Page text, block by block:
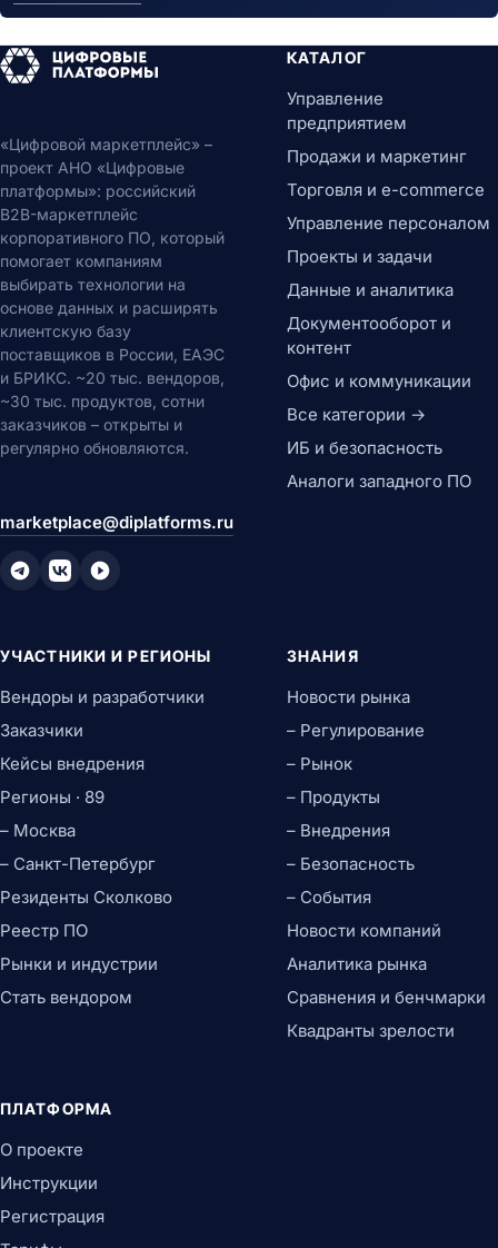
«Цифровой маркетплейс» –
проект АНО «Цифровые
платформы»: российский
B2B-маркетплейс
корпоративного ПО, который
помогает компаниям
выбирать технологии на
основе данных и расширять
клиентскую базу
поставщиков в России, ЕАЭС
и БРИКС. ~20 тыс. вендоров,
~30 тыс. продуктов, сотни
заказчиков – открыты и
регулярно обновляются.
marketplace@diplatforms.ru
КАТАЛОГ
Управление
предприятием
Продажи и маркетинг
Торговля и e-commerce
Управление персоналом
Проекты и задачи
Данные и аналитика
Документооборот и
контент
Офис и коммуникации
Все категории →
ИБ и безопасность
Аналоги западного ПО
УЧАСТНИКИ И РЕГИОНЫ
Вендоры и разработчики
Заказчики
Кейсы внедрения
Регионы · 89
– Москва
– Санкт-Петербург
Резиденты Сколково
Реестр ПО
Рынки и индустрии
Стать вендором
ЗНАНИЯ
Новости рынка
– Регулирование
– Рынок
– Продукты
– Внедрения
– Безопасность
– События
Новости компаний
Аналитика рынка
Сравнения и бенчмарки
Квадранты зрелости
ПЛАТФОРМА
О проекте
Инструкции
Регистрация